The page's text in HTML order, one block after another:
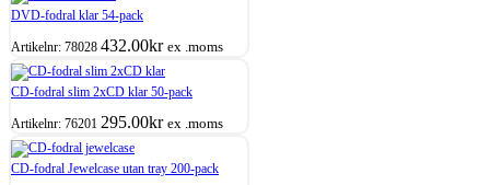
DVD-fodral klar 54-pack
Artikelnr: 78028 432.00kr ex .moms
CD-fodral slim 2xCD klar 50-pack
Artikelnr: 76201 295.00kr ex .moms
CD-fodral Jewelcase utan tray 200-pack